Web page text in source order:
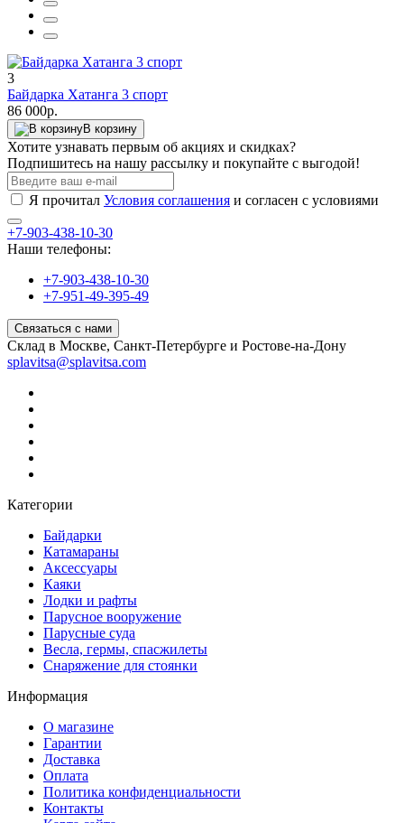
3
Байдарка Хатанга 3 спорт
86 000р.
В корзину
Хотите узнавать первым об акциях и скидках?
Подпишитесь на нашу рассылку и покупайте с выгодой!
Я прочитал Условия соглашения и согласен с условиями
+7-903-438-10-30
Наши телефоны:
+7-903-438-10-30
+7-951-49-395-49
Связаться с нами
Склад в Москве, Санкт-Петербурге и Ростове-на-Дону
splavitsa@splavitsa.com
Категории
Байдарки
Катамараны
Аксессуары
Каяки
Лодки и рафты
Парусное вооружение
Парусные суда
Весла, гермы, спасжилеты
Снаряжение для стоянки
Информация
О магазине
Гарантии
Доставка
Оплата
Политика конфиденциальности
Контакты